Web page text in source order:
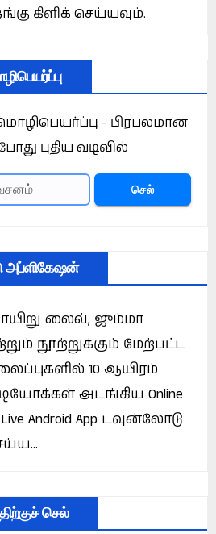
கிளிக் செய்யவும்.
- பிரபலமான
புதிய வடிவில்
செல்
அப்ளிகேஷன்
லைவ், ஜும்மா
நூற்றுக்கும் மேற்பட்ட
10 ஆயிரம்
அடங்கிய Online
Live Android App டவுன்லோடு
செல்